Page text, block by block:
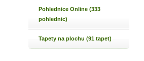
Pohlednice Online (333
pohlednic)
Tapety na plochu (91 tapet)